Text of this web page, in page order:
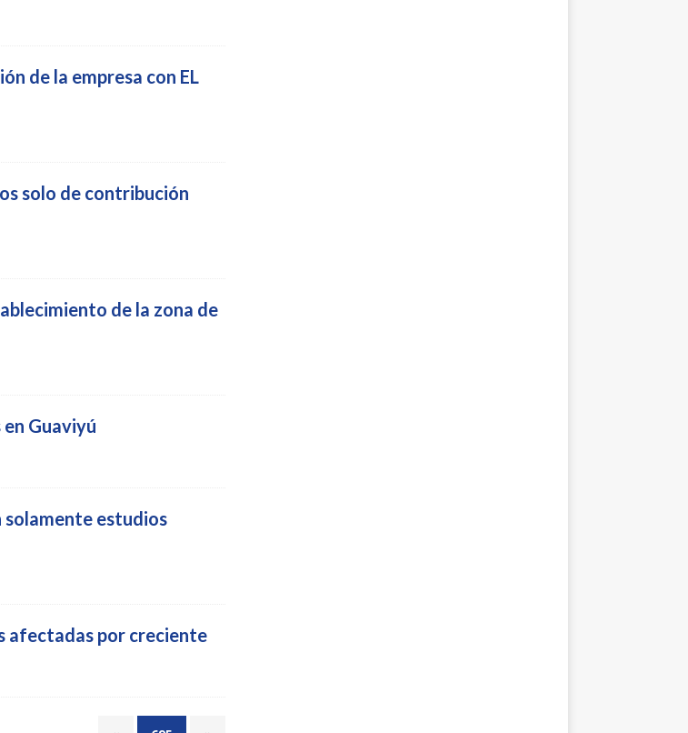
de la empresa con EL
solo de contribución
de la zona de
Guaviyú
solamente estudios
afectadas por creciente